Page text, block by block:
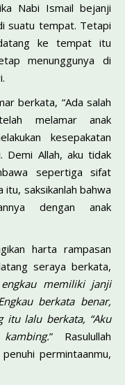
Nabi Ismail bejanji
suatu tempat. Tetapi
ke tempat itu
menunggunya di
berkata, “Ada salah
melamar anak
kesepakatan
Demi Allah, aku tidak
sepertiga sifat
itu, saksikanlah bahwa
dengan anak
harta rampasan
seraya berkata,
engkau memiliki janji
berkata benar,
itu lalu berkata, “Aku
” Rasulullah
permintaanmu,